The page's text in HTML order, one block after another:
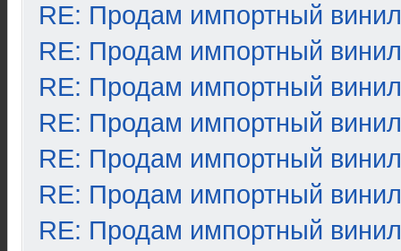
RE: Продам импортный винил
RE: Продам импортный винил
RE: Продам импортный винил
RE: Продам импортный винил
RE: Продам импортный винил
RE: Продам импортный винил
RE: Продам импортный винил